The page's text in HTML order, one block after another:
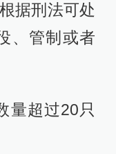
据刑法可处
、管制或者
量超过20只